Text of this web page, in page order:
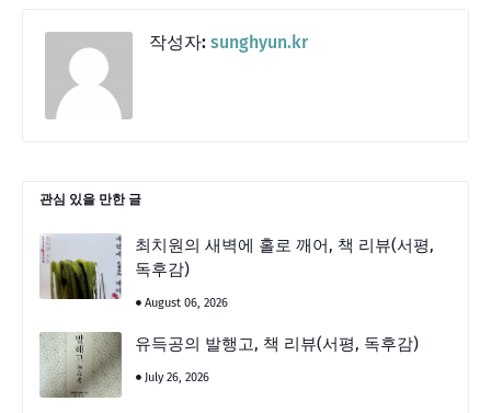
작성자: sunghyun.kr
관심 있을 만한 글
최치원의 새벽에 홀로 깨어, 책 리뷰(서평,
독후감)
August 06, 2026
유득공의 발행고, 책 리뷰(서평, 독후감)
July 26, 2026